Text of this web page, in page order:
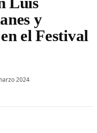
y
el Festival
2024